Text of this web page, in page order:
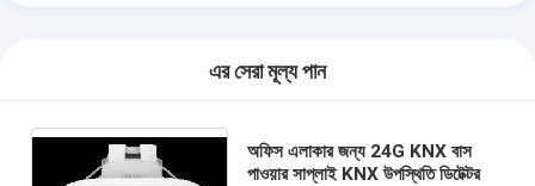
এর সেরা মূল্য পান
অফিস এলাকার জন্য 24G KNX বাস
পাওয়ার সাপ্লাই KNX উপস্থিতি ডিটেক্টর